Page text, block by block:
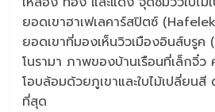
ยอดเขาฮาเฟเลคาร์สปิตซ์
ยอดเขาที่มองเห็นวิวเมืองอินส์บรู
โนรามา ภาพของบ้านเรือนที่เล็กจิ๋
โอบล้อมด้วยภูเขาและใบไม้เปลี่ยนสี
ที่สุด